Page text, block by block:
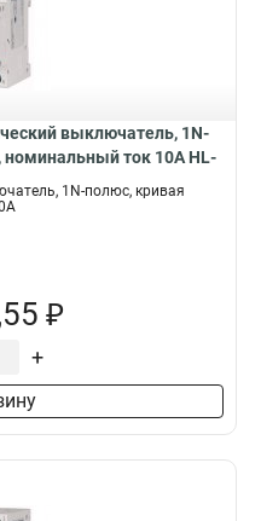
выключатель, 1N-
номинальный ток 10А HL-
1N-полюс, кривая
₽
+